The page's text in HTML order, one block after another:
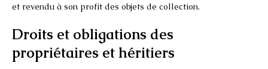
et revendu à son profit des objets de collection.
Droits et obligations des
propriétaires et héritiers